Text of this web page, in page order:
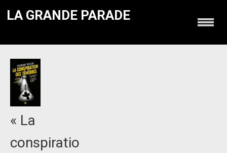
LA GRANDE PARADE
« La
conspiratio